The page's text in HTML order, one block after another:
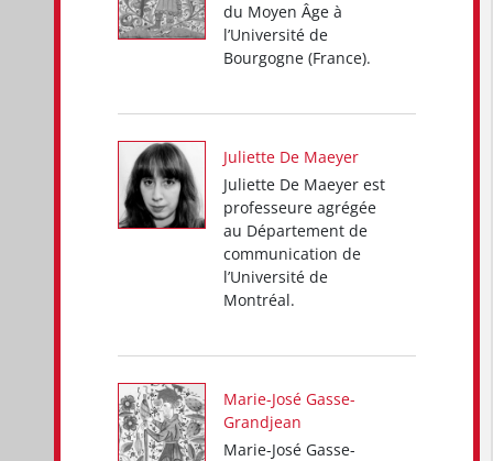
du Moyen Âge à
l’Université de
Bourgogne (France).
Juliette De Maeyer
Juliette De Maeyer est
professeure agrégée
au Département de
communication de
l’Université de
Montréal.
Marie-José Gasse-
Grandjean
Marie-José Gasse-